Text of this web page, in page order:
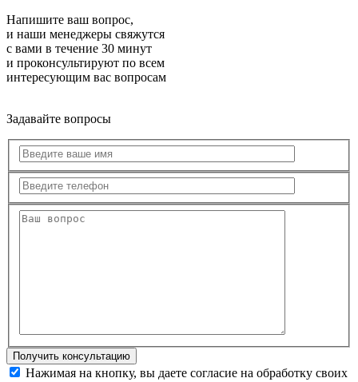
Напишите ваш вопрос,
и наши менеджеры свяжутся
с вами в течение 30 минут
и проконсультируют по всем
интересующим вас вопросам
Задавайте вопросы
Нажимая на кнопку, вы даете согласие на обработку своих